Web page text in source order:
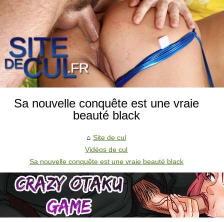
Sa nouvelle conquête est une vraie
beauté black
Site de cul
Vidéos de cul
Sa nouvelle conquête est une vraie beauté black